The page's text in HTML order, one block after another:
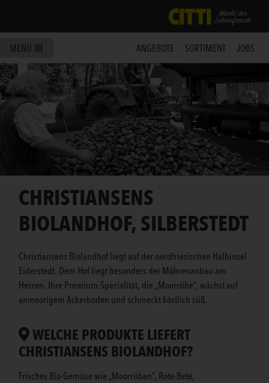
ANGEBOTE SORTIMENT JOBS
CHRISTIANSENS
BIOLANDHOF, SILBERSTEDT
Christiansens Biolandhof liegt auf der nordfriesischen Halbinsel
Eiderstedt. Dem Hof liegt besonders der Möhrenanbau am
Herzen. Ihre Premium-Spezialität, die „Moorrübe“, wächst auf
anmoorigem Ackerboden und schmeckt köstlich süß.
WELCHE PRODUKTE LIEFERT
CHRISTIANSENS BIOLANDHOF?
Frisches Bio-Gemüse wie „Moorrüben“, Rote-Bete,
MENÜ